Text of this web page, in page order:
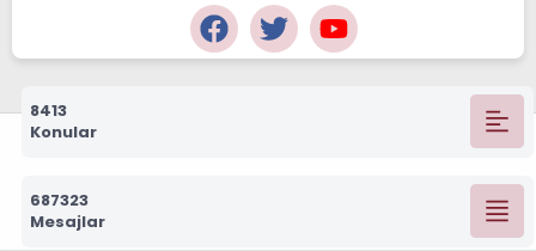
8413
Konular
687323
Mesajlar